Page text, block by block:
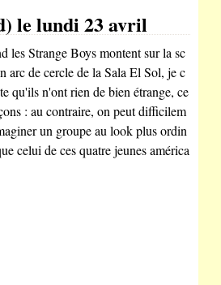
le lundi 23 avril
les Strange Boys montent sur la sc
arc de cercle de la Sala El Sol, je c
qu'ils n'ont rien de bien étrange, ce
: au contraire, on peut difficilem
un groupe au look plus ordin
celui de ces quatre jeunes américa